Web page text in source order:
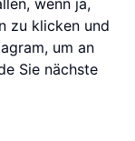
wenn ja,
zu klicken und
um an
Sie nächste